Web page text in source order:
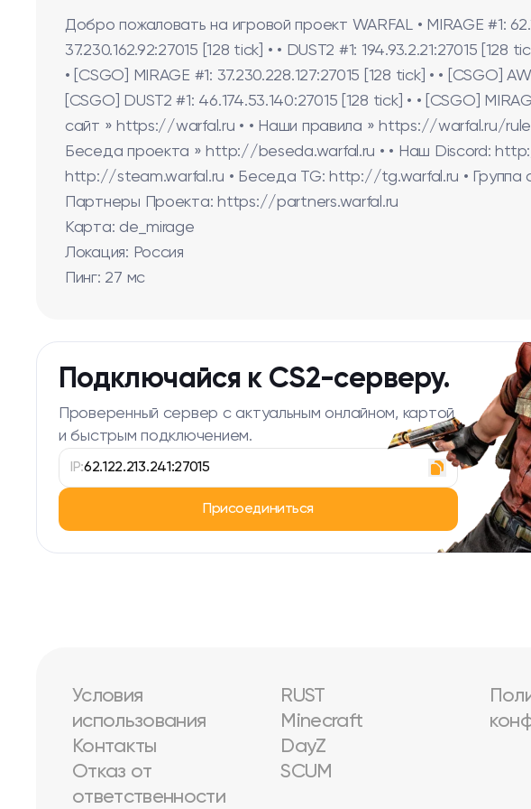
Добро пожаловать на игровой проект WARFAL • MIRAGE #1:
37.230.162.92:27015 [128 tick] • • DUST2 #1: 194.93.2.21:27015 [128
• [CSGO] MIRAGE #1: 37.230.228.127:27015 [128 tick] • • [CSGO]
[CSGO] DUST2 #1: 46.174.53.140:27015 [128 tick] • • [CSGO]
сайт » https://warfal.ru • • Наши правила » https://warfal.ru/
Беседа проекта » http://beseda.warfal.ru • • Наш Discord:
http://steam.warfal.ru • Беседа TG: http://tg.warfal.ru •
Партнеры Проекта: https://partners.warfal.ru
Карта: de_mirage
Локация: Россия
Пинг: 27 мс
Подключайся к CS2-серверу.
Проверенный сервер с актуальным онлайном, картой
и быстрым подключением.
IP:62.122.213.241:27015
Присоединиться
Условия
использования
Контакты
Отказ от
ответственности
RUST
Minecraft
DayZ
SCUM